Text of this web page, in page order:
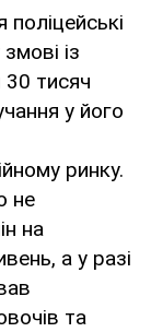
із
тисяч
у його
ринку.
не
на
а у разі
та